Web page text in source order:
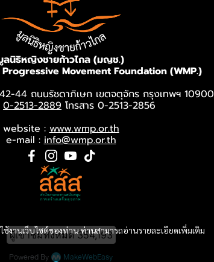
านเว็บไซต์ของท่าน ท่านสามารถอ่านรายละเอียดเพิ่มเติม
ลนิธิหญิงชายก้าวไกล (มญช.)
Movement Foundation (WMP.)
44 ถนนรัชดาภิเษก เขตจตุจักร กรุงเทพฯ 10900
0-2513-2889 โทรสาร 0-2513-2856
website :www.wmp.or.th
e-mail :info@wmp.or.th
ผู้เข้าชมวันนี้378
Powered By MakeWebEasy